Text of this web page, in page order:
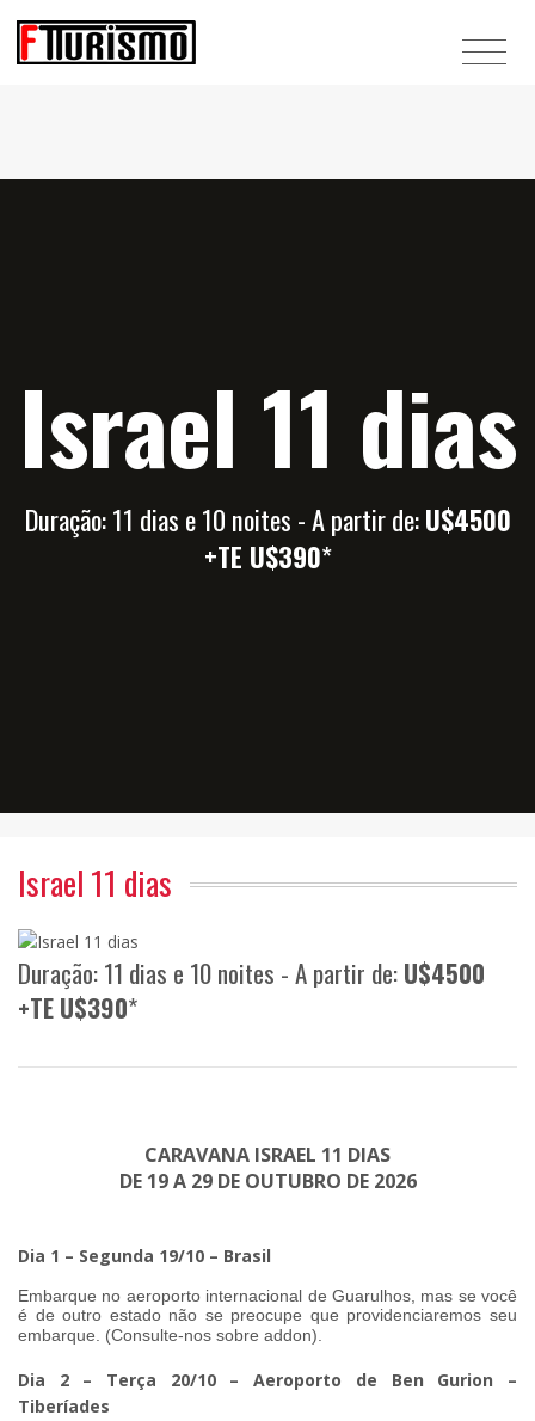
Israel 11 dias
Duração: 11 dias e 10 noites - A partir de:U$4500
+TE U$390*
Israel 11 dias
Duração: 11 dias e 10 noites - A partir de:U$4500
+TE U$390*
CARAVANA ISRAEL 11 DIAS
DE 19 A 29 DE OUTUBRO DE 2026
Dia 1 – Segunda 19/10 – Brasil
Embarque no aeroporto internacional de Guarulhos, mas se você
é de outro estado não se preocupe que providenciaremos seu
embarque. (Consulte-nos sobre addon).
Dia 2 – Terça 20/10 – Aeroporto de Ben Gurion –
Tiberíades